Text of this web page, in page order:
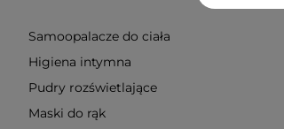
Samoopalacze do ciała
Higiena intymna
Pudry rozświetlające
Maski do rąk